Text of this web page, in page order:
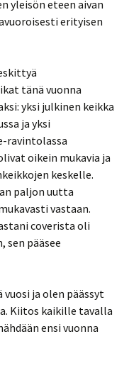
yleisön eteen aivan
erityisen
tänä vuonna
yksi julkinen keikka
ja yksi
ravintolassa
oikein mukavia ja
keskelle.
paljon uutta
vastaan.
coverista oli
sen pääsee
ja olen päässyt
Kiitos kaikille tavalla
ensi vuonna